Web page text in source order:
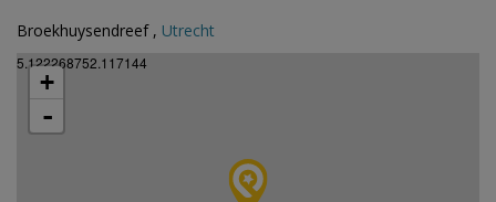
Broekhuysendreef , Utrecht
5.122268752.117144
+
-